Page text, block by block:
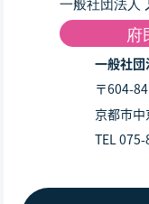
一般社
〒604-
京都市
TEL